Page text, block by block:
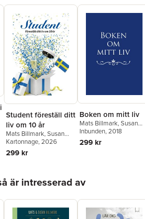
Student föreställ ditt
liv om 10 år
Mats Billmark,Susan
Billmark
Kartonnage, 2026
299 kr
Boken om mitt liv
Mats Billmark,Susan
Billmark
Inbunden, 2018
299 kr
är intresserad av